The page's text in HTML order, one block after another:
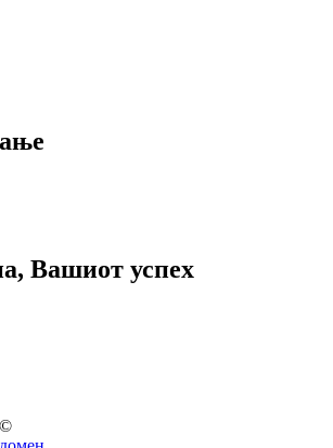
Вашиот успех
©